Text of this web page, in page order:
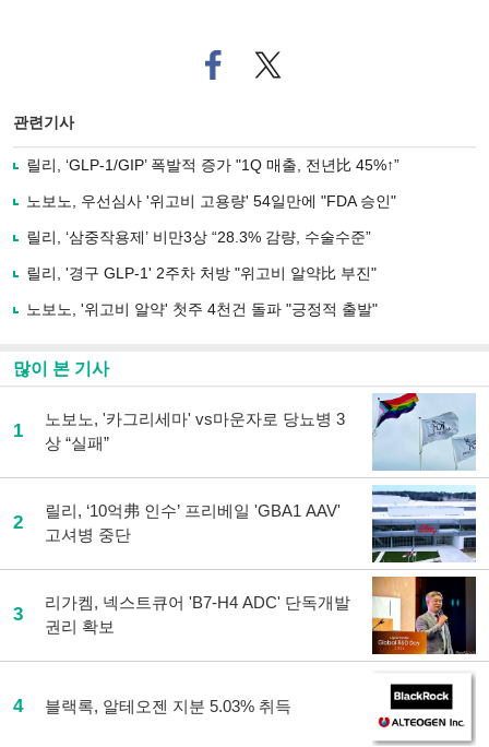
페
이
로
기
사
유
기
트위
터로
관련기사
릴리, ‘GLP-1/GIP’ 폭발적 증가 "1Q 매출, 전년比 45%↑”
노보노, 우선심사 '위고비 고용량' 54일만에 "FDA 승인"
릴리, ‘삼중작용제’ 비만3상 “28.3% 감량, 수술수준”
릴리, '경구 GLP-1' 2주차 처방 "위고비 알약比 부진"
노보노, '위고비 알약' 첫주 4천건 돌파 "긍정적 출발"
많이 본 기사
1
노보노, '카그리세마' vs마운자로 당뇨병 3
상 “실패”
2
릴리, ‘10억弗 인수’ 프리베일 'GBA1 AAV'
고셔병 중단
3
리가켐, 넥스트큐어 'B7-H4 ADC' 단독개발
권리 확보
4 블랙록, 알테오젠 지분 5.03% 취득